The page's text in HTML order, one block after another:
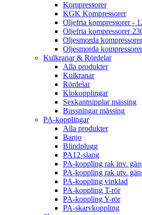
Kompressorer
KGK Kompressorer
Oljefria kompressorer -
Oljefria kompressorer
Oljesmorda
Oljesmorda
Kulkranar & Rördelar
Alla produkter
Kulkranar
Rördelar
Klokopplingar
Sexkantnipplar mässing
Bussningar mässing
PA-kopplingar
Alla produkter
Banjo
Blindplugg
PA12-slang
PA-koppling rak inv.
PA-koppling rak utv.
PA-koppling vinklad
PA-koppling T-rör
PA-koppling Y-rör
PA-skarvkoppling